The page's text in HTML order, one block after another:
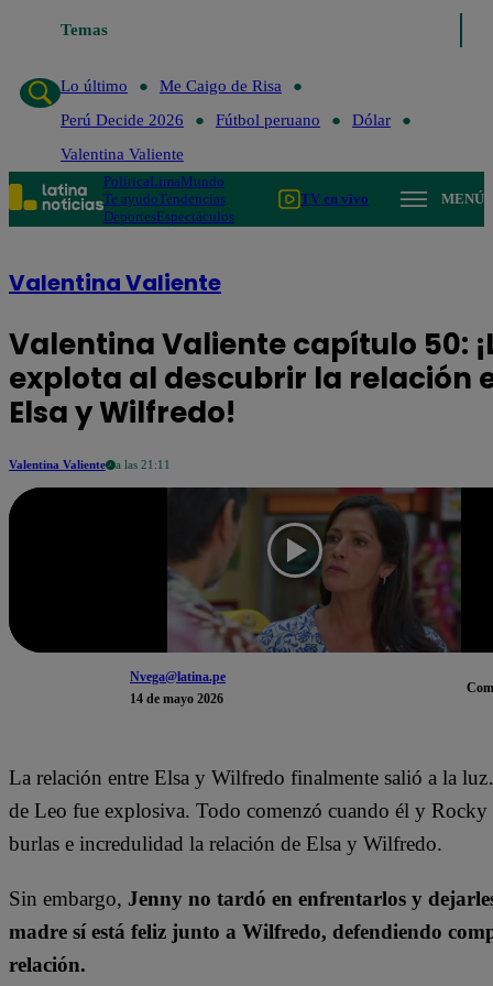
Temas
Lo último
Me Caigo de Risa
Perú Decide 2026
Fútbol peruano
Dólar
Valentina Valiente
PolíticaLimaMundo
Te ayudoTendencias
DeportesEspectáculos
TV en vivo MENÚ
Valentina Valiente
Valentina Valiente capítulo 50:
explota al descubrir la relación
Elsa y Wilfredo!
Valentina Valiente a las 21:11
Nvega@latina.pe
14 de mayo 2026
La relación entre Elsa y Wilfredo finalmente salió a la
de Leo fue explosiva. Todo comenzó cuando él y Rocky
burlas e incredulidad la relación de Elsa y Wilfredo.
Sin embargo, Jenny no tardó en enfrentarlos y
madre sí está feliz junto a Wilfredo, defendiendo
relación.